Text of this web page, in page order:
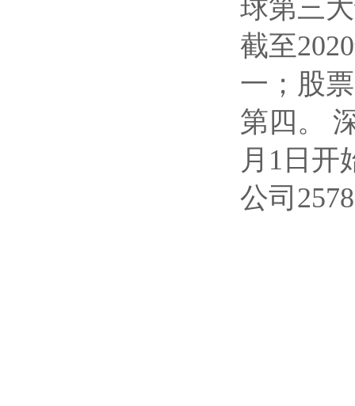
球第三
截至
一；股
第四。
月1日开
公司